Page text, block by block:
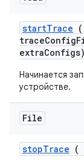
startTrace (
traceConfig
extraConfigs)
Начинается
устройстве.
File
stopTrace (